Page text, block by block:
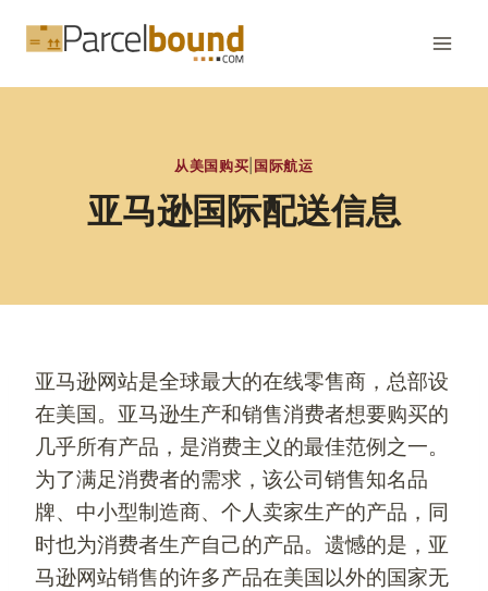
从美国购买 国际航运
亚马逊国际配送信息
亚马逊网站是全球最大的在线零售商，总部设
在美国。亚马逊生产和销售消费者想要购买的
几乎所有产品，是消费主义的最佳范例之一。
为了满足消费者的需求，该公司销售知名品
牌、中小型制造商、个人卖家生产的产品，同
时也为消费者生产自己的产品。遗憾的是，亚
马逊网站销售的许多产品在美国以外的国家无